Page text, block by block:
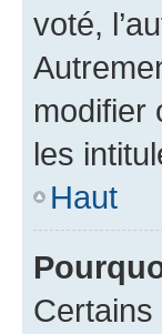
voté,
modifier
les
Haut